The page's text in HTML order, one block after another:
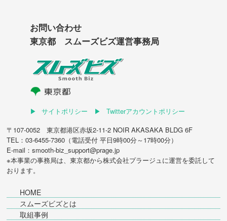
お問い合わせ
東京都 スムーズビズ運営事務局
サイトポリシー
Twitterアカウントポリシー
〒107-0052 東京都港区赤坂2-11-2 NOIR AKASAKA BLDG 6F
TEL：03-6455-7360（電話受付 平日9時00分～17時00分）
E-mail：smooth-biz_support@prage.jp
※本事業の事務局は、東京都から株式会社プラージュに運営を委託して
おります。
HOME
スムーズビズとは
取組事例